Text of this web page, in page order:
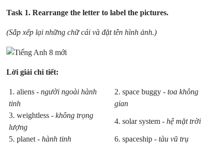
Task 1. Rearrange the letter to label the pictures.
(Sắp xếp lại những chữ cái và đặt tên hình ảnh.)
Lời giải chi tiết:
1. aliens -người ngoài hành
tinh
2. space buggy -toa không
gian
3. weightless -không trọng
lượng
4. solar system -hệ mặt trời
5. planet -hành tinh 6. spaceship -tàu vũ trụ